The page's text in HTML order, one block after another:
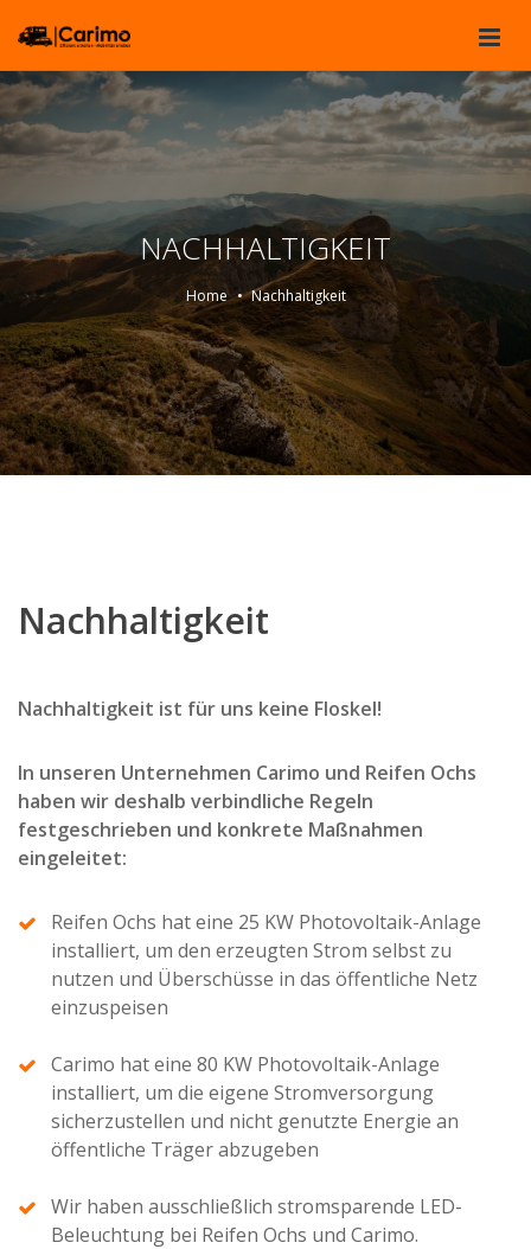
NACHHALTIGKEIT
Home Nachhaltigkeit
Nachhaltigkeit
Nachhaltigkeit ist für uns keine Floskel!
In unseren Unternehmen Carimo und Reifen Ochs
haben wir deshalb verbindliche Regeln
festgeschrieben und konkrete Maßnahmen
eingeleitet:
Reifen Ochs hat eine 25 KW Photovoltaik-Anlage
installiert, um den erzeugten Strom selbst zu
nutzen und Überschüsse in das öffentliche Netz
einzuspeisen
Carimo hat eine 80 KW Photovoltaik-Anlage
installiert, um die eigene Stromversorgung
sicherzustellen und nicht genutzte Energie an
öffentliche Träger abzugeben
Wir haben ausschließlich stromsparende LED-
Beleuchtung bei Reifen Ochs und Carimo.